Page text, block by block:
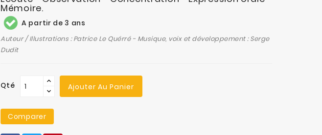
Mémoire.
A partir de 3 ans
Auteur / Illustrations : Patrice Le Quérré - Musique, voix et développement : Serge
Dudit
Qté Ajouter Au Panier
Comparer